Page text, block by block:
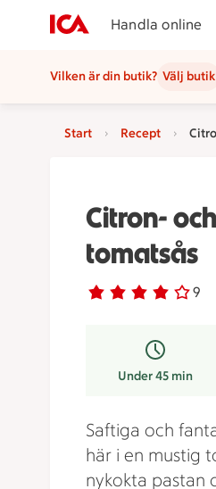
Handla online
Vilken är din butik? Välj butik
Start Recept
Citron-
tomatsås
Betyg 3.8 av 5. 9
9 personer har
Under 45 min
Saftiga och
här i en mustig
nykokta pastan